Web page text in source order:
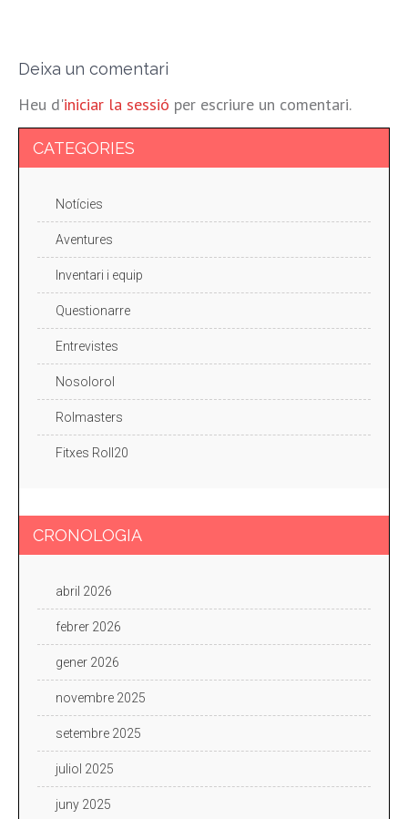
Deixa un comentari
Heu d'iniciar la sessió per escriure un comentari.
CATEGORIES
Notícies
Aventures
Inventari i equip
Questionarre
Entrevistes
Nosolorol
Rolmasters
Fitxes Roll20
CRONOLOGIA
abril 2026
febrer 2026
gener 2026
novembre 2025
setembre 2025
juliol 2025
juny 2025